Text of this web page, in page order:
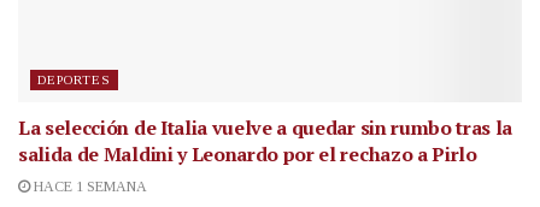
DEPORTES
La selección de Italia vuelve a quedar sin rumbo tras la
salida de Maldini y Leonardo por el rechazo a Pirlo
HACE 1 SEMANA